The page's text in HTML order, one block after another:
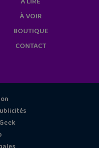
À VOIR
BOUTIQUE
CONTACT